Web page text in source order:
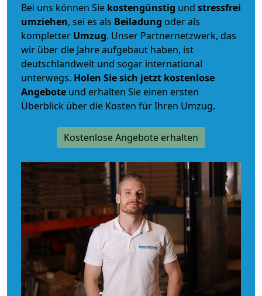
Bei uns können Sie kostengünstig und stressfrei
umziehen, sei es als Beiladung oder als
kompletter Umzug. Unser Partnernetzwerk, das
wir über die Jahre aufgebaut haben, ist
deutschlandweit und sogar international
unterwegs. Holen Sie sich jetzt kostenlose
Angebote und erhalten Sie einen ersten
Überblick über die Kosten für Ihren Umzug.
Kostenlose Angebote erhalten